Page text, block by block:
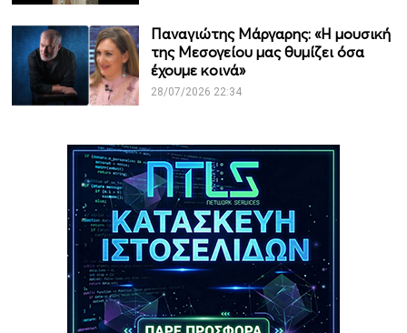
Παναγιώτης Μάργαρης: «Η μουσική
της Μεσογείου μας θυμίζει όσα
έχουμε κοινά»
28/07/2026 22:34